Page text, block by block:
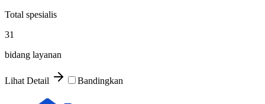
Total spesialis
31
bidang layanan
Lihat Detail Bandingkan